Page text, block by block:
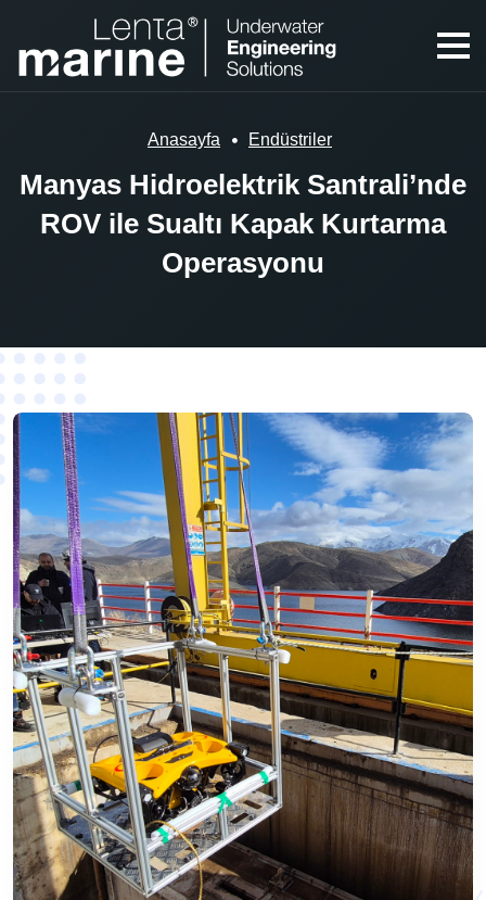
Anasayfa Endüstriler
Manyas Hidroelektrik Santrali’nde
ROV ile Sualtı Kapak Kurtarma
Operasyonu